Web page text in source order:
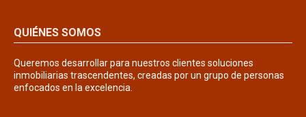
QUIÉNES SOMOS
Queremos desarrollar para nuestros clientes soluciones
inmobiliarias trascendentes, creadas por un grupo de personas
enfocados en la excelencia.